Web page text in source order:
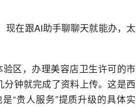
现在跟AI助手聊聊天就能办，太
区，办理美容店卫生许可的市
钟就完成了资料上传。这是西
“贵人服务”提质升级的具体实